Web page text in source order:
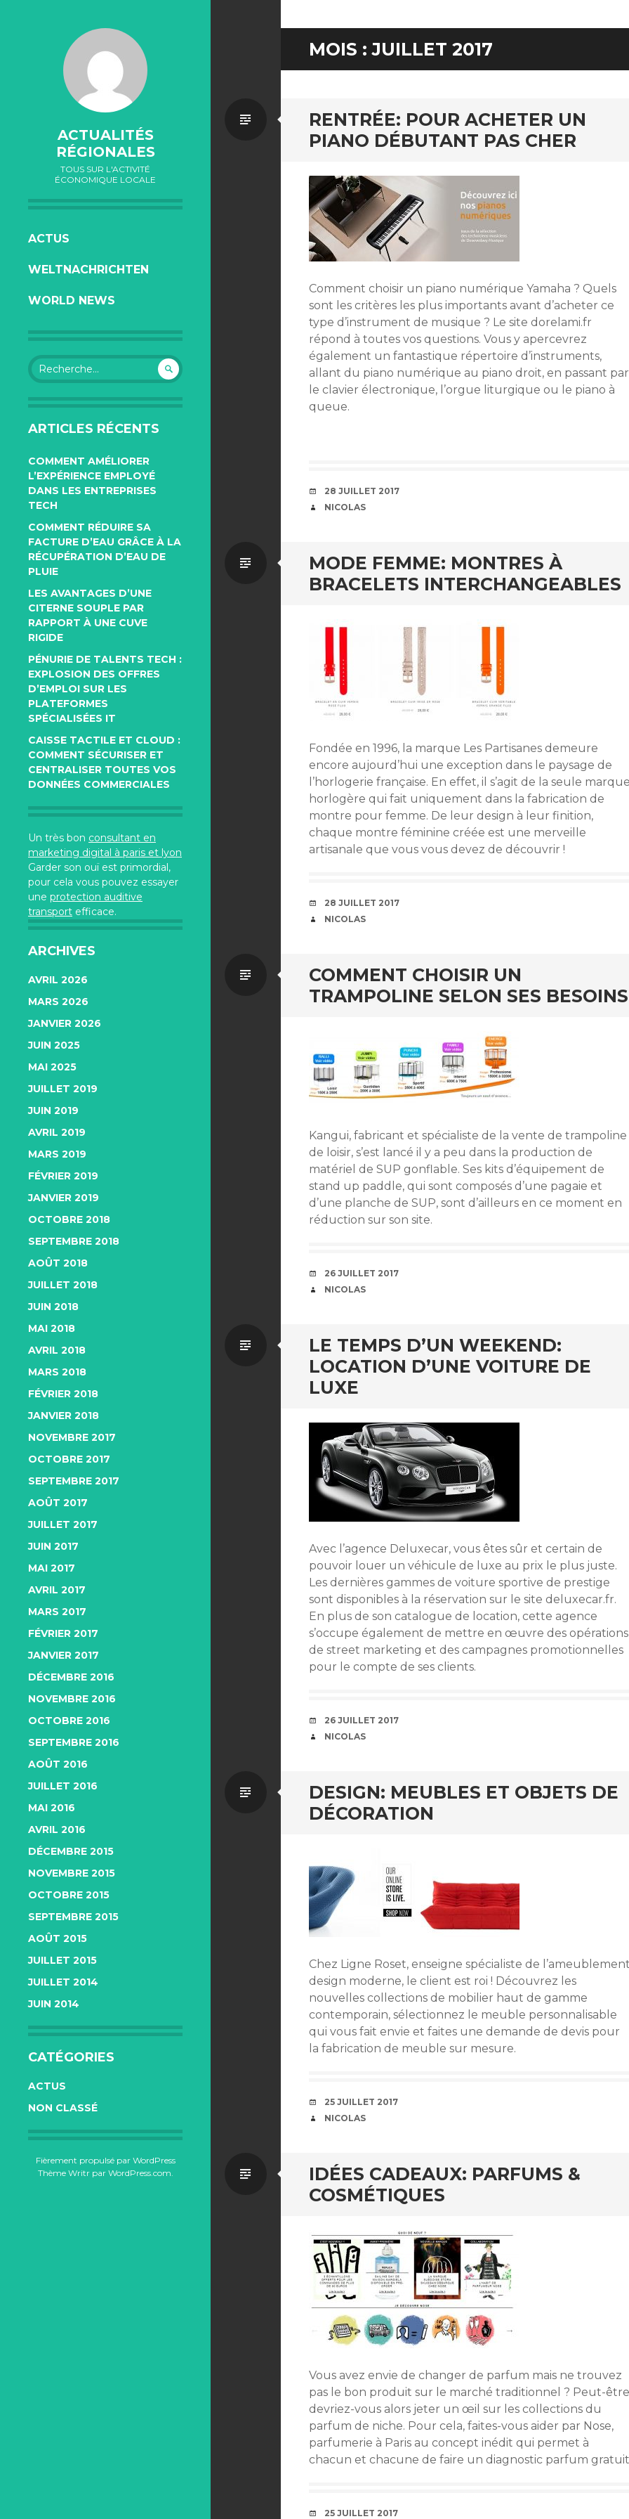
ACTUALITÉS
RÉGIONALES
TOUS SUR L'ACTIVITÉ
ÉCONOMIQUE LOCALE
ALLER
CONTENU
ACTUS
WELTNACHRICHTEN
WORLD NEWS
Rechercher :
ARTICLES RÉCENTS
COMMENT AMÉLIORER
L’EXPÉRIENCE EMPLOYÉ
DANS LES ENTREPRISES
TECH
COMMENT RÉDUIRE SA
FACTURE D’EAU GRÂCE À LA
RÉCUPÉRATION D’EAU DE
PLUIE
LES AVANTAGES D’UNE
CITERNE SOUPLE PAR
RAPPORT À UNE CUVE
RIGIDE
PÉNURIE DE TALENTS TECH :
EXPLOSION DES OFFRES
D’EMPLOI SUR LES
PLATEFORMES
SPÉCIALISÉES IT
CAISSE TACTILE ET CLOUD :
COMMENT SÉCURISER ET
CENTRALISER TOUTES VOS
DONNÉES COMMERCIALES
Un très bon consultant en
marketing digital à paris et lyon
Garder son ouï est primordial,
pour cela vous pouvez essayer
une protection auditive
transport efficace.
ARCHIVES
AVRIL 2026
MARS 2026
JANVIER 2026
JUIN 2025
MAI 2025
JUILLET 2019
JUIN 2019
AVRIL 2019
MARS 2019
FÉVRIER 2019
JANVIER 2019
OCTOBRE 2018
SEPTEMBRE 2018
AOÛT 2018
JUILLET 2018
JUIN 2018
MAI 2018
AVRIL 2018
MARS 2018
FÉVRIER 2018
JANVIER 2018
NOVEMBRE 2017
OCTOBRE 2017
SEPTEMBRE 2017
AOÛT 2017
JUILLET 2017
JUIN 2017
MAI 2017
AVRIL 2017
MARS 2017
FÉVRIER 2017
JANVIER 2017
DÉCEMBRE 2016
NOVEMBRE 2016
OCTOBRE 2016
SEPTEMBRE 2016
AOÛT 2016
JUILLET 2016
MAI 2016
AVRIL 2016
DÉCEMBRE 2015
NOVEMBRE 2015
OCTOBRE 2015
SEPTEMBRE 2015
AOÛT 2015
JUILLET 2015
JUILLET 2014
JUIN 2014
CATÉGORIES
ACTUS
NON CLASSÉ
Fièrement propulsé par WordPress
Thème Writr par WordPress.com.
MOIS :JUILLET 2017
RENTRÉE: POUR ACHETER UN
PIANO DÉBUTANT PAS CHER
Par
Comment choisir un piano numérique Yamaha ? Quels
sont les critères les plus importants avant d’acheter ce
type d’instrument de musique ? Le site dorelami.fr
répond à toutes vos questions. Vous y apercevrez
également un fantastique répertoire d’instruments,
allant du piano numérique au piano droit, en passant par
le clavier électronique, l’orgue liturgique ou le piano à
queue.
DATE
28 JUILLET 2017
AUTEUR
NICOLAS
MODE FEMME: MONTRES À
BRACELETS INTERCHANGEABLES
Par
Fondée en 1996, la marque Les Partisanes demeure
encore aujourd’hui une exception dans le paysage de
l’horlogerie française. En effet, il s’agit de la seule
horlogère qui fait uniquement dans la fabrication de
montre pour femme. De leur design à leur finition,
chaque montre féminine créée est une merveille
artisanale que vous vous devez de découvrir !
DATE
28 JUILLET 2017
AUTEUR
NICOLAS
COMMENT CHOISIR UN
TRAMPOLINE SELON SES BESOINS
Par
Kangui, fabricant et spécialiste de la vente de trampoline
de loisir, s’est lancé il y a peu dans la production de
matériel de SUP gonflable. Ses kits d’équipement de
stand up paddle, qui sont composés d’une pagaie et
d’une planche de SUP, sont d’ailleurs en ce moment en
réduction sur son site.
DATE
26 JUILLET 2017
AUTEUR
NICOLAS
LE TEMPS D’UN WEEKEND:
LOCATION D’UNE VOITURE DE
LUXE
Par
Avec l’agence Deluxecar, vous êtes sûr et certain de
pouvoir louer un véhicule de luxe au prix le plus juste.
Les dernières gammes de voiture sportive de prestige
sont disponibles à la réservation sur le site deluxecar.fr.
En plus de son catalogue de location, cette agence
s’occupe également de mettre en œuvre des opérations
de street marketing et des campagnes promotionnelles
pour le compte de ses clients.
DATE
26 JUILLET 2017
AUTEUR
NICOLAS
DESIGN: MEUBLES ET OBJETS DE
DÉCORATION
Par
Chez Ligne Roset, enseigne spécialiste de
design moderne, le client est roi ! Découvrez les
nouvelles collections de mobilier haut de gamme
contemporain, sélectionnez le meuble personnalisable
qui vous fait envie et faites une demande de devis pour
la fabrication de meuble sur mesure.
DATE
25 JUILLET 2017
AUTEUR
NICOLAS
IDÉES CADEAUX: PARFUMS &
COSMÉTIQUES
Par
Vous avez envie de changer de parfum mais ne trouvez
pas le bon produit sur le marché traditionnel ? Peut-être
devriez-vous alors jeter un œil sur les collections du
parfum de niche. Pour cela, faites-vous aider par Nose,
parfumerie à Paris au concept inédit qui permet à
chacun et chacune de faire un diagnostic parfum
DATE
25 JUILLET 2017